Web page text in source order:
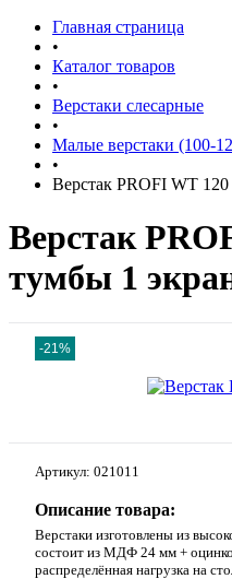
Главная страница
•
Каталог товаров
•
Верстаки слесарные
•
Малые верстаки (100-
•
Верстак PROFI WT 120
Верстак
тумбы 1
-21%
Артикул: 021011
Описание товара:
Верстаки изготовлены из
состоит из МДФ 24 мм +
распределённая нагрузка на